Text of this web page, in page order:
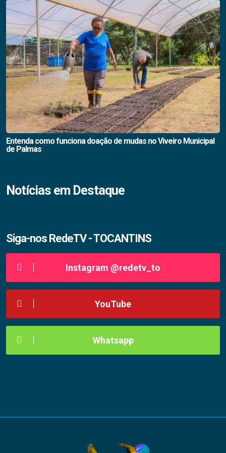
Entenda como funciona doação de mudas no Viveiro Municipal
de Palmas
Notícias em Destaque
Siga-nos RedeTV - TOCANTINS
Instagram @redetv_to
YouTube
Whatsapp